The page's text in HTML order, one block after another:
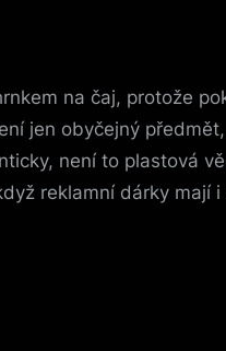
na čaj, protože
jen obyčejný
není to plastová
reklamní dárky mají